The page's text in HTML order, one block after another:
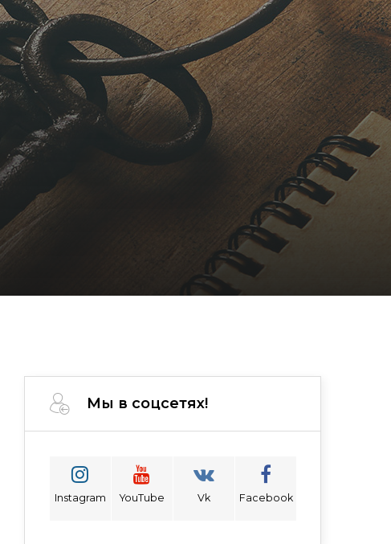
Мы в соцсетях!
Instagram YouTube Vk Facebook